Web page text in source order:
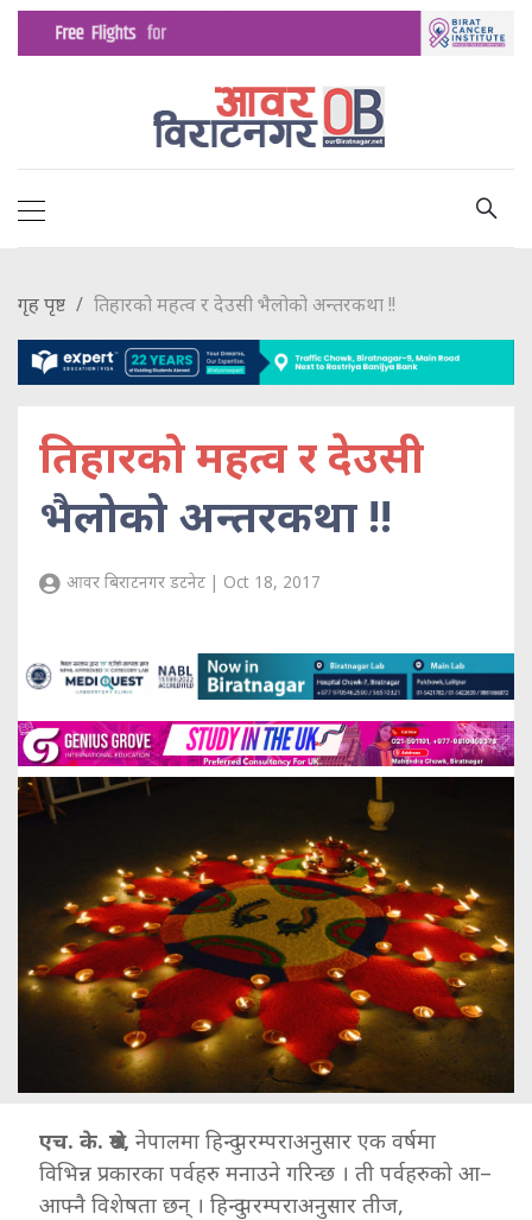
गृह पृष्ट तिहारको महत्व र देउसी भैलोको अन्तरकथा !!
तिहारको महत्व र देउसी
भैलोको अन्तरकथा !!
आवर बिराटनगर डटनेट | Oct 18, 2017
एच. के. श्रेष्ठ, नेपालमा हिन्दु परम्पराअनुसार एक वर्षमा
विभिन्न प्रकारका पर्वहरु मनाउने गरिन्छ । ती पर्वहरुको आ–
आफ्नै विशेषता छन् । हिन्दु परम्पराअनुसार तीज,